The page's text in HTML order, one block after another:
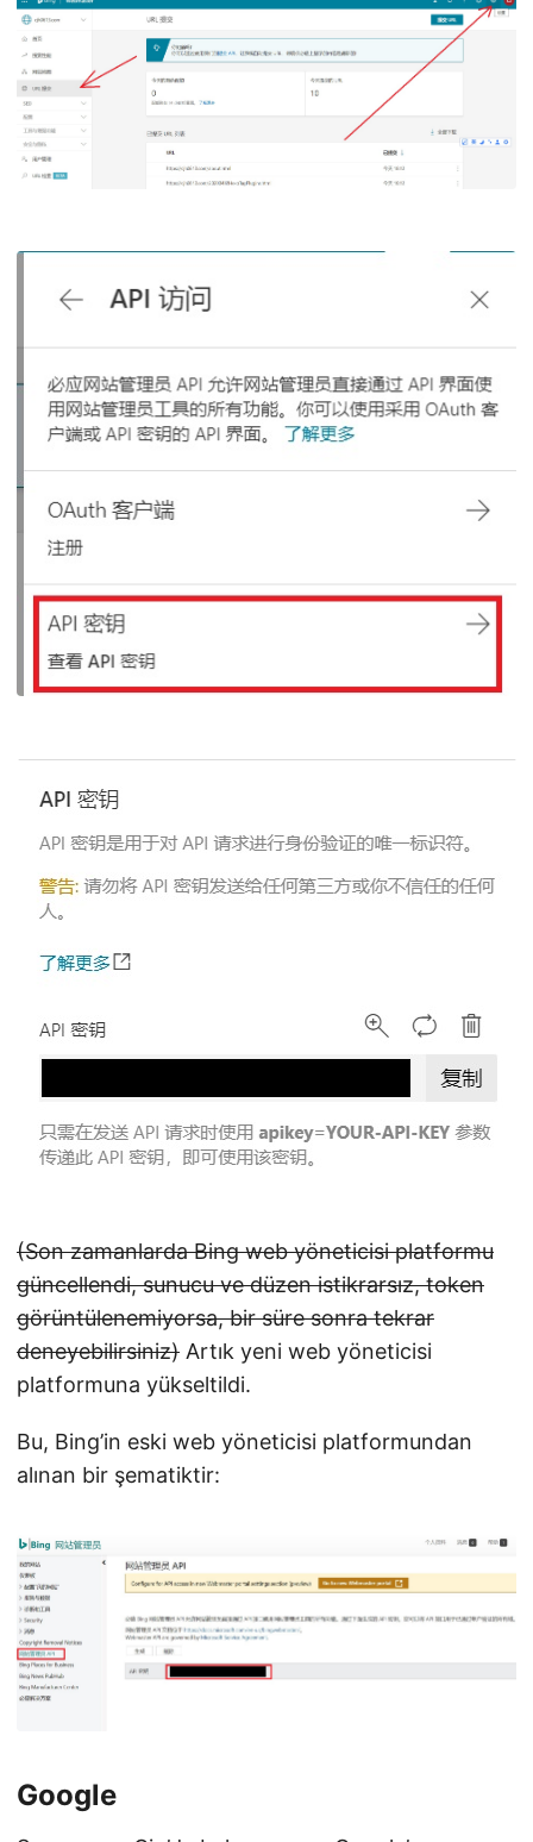
(Son zamanlarda Bing web yöneticisi platformu
güncellendi, sunucu ve düzen istikrarsız, token
görüntülenemiyorsa, bir süre sonra tekrar
deneyebilirsiniz) Artık yeni web yöneticisi
platformuna yükseltildi.
Bu, Bing’in eski web yöneticisi platformundan
alınan bir şematiktir:
Google